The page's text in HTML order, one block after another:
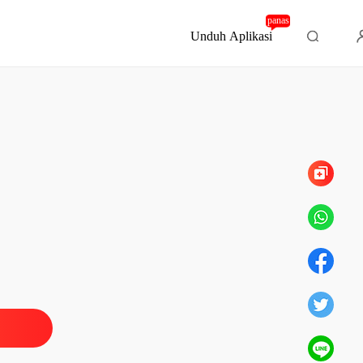
Unduh Aplikasi
panas
Sembilan Belas Tahunnya